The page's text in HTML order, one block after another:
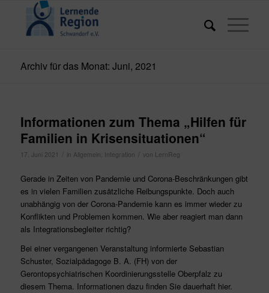
Archiv für das Monat: Juni, 2021
Informationen zum Thema „Hilfen für
Familien in Krisensituationen“
17. Juni 2021 in Allgemein, Integration von LernReg
Gerade in Zeiten von Pandemie und Corona-Beschränkungen gibt
es in vielen Familien zusätzliche Reibungspunkte. Doch auch
unabhängig von der Corona-Pandemie kann es immer wieder zu
Konflikten und Problemen kommen. Wie aber reagiert man dann
als Integrationsbegleiter richtig?
Bei einer vergangenen Veranstaltung informierte Sebastian
Schuster, Sozialpädagoge B. A. (FH) von der
Gerontopsychiatrischen Koordinierungsstelle Oberpfalz zu
diesem Thema. Informationen dazu finden Sie dauerhaft hier.